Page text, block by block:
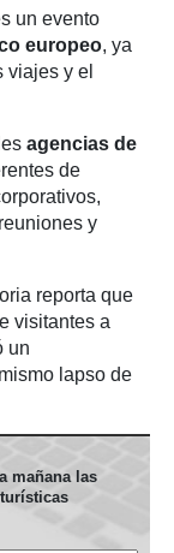
un evento
europeo, ya
viajes y el
agencias de
de
y
reporta que
visitantes a
un
lapso de
mañana las